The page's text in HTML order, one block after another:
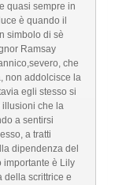
quasi sempre in
è quando il
simbolo di sè
Ramsay
che
non addolcisce la
egli stesso si
illusioni che la
a sentirsi
a tratti
dipendenza del
importante è Lily
della scrittrice e